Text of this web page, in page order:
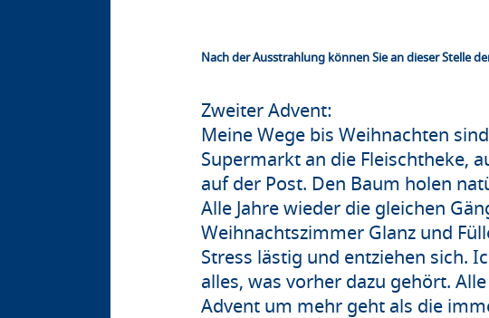
Nach der Ausstrahlung können Sie an dieser Stelle
Zweiter Advent:
Meine Wege bis Weihnachten
Supermarkt an die Fleischtheke,
auf der Post. Den Baum holen
Alle Jahre wieder die gleichen
Weihnachtszimmer Glanz und
Stress lästig und entziehen sich.
alles, was vorher dazu gehört.
Advent um mehr geht als die